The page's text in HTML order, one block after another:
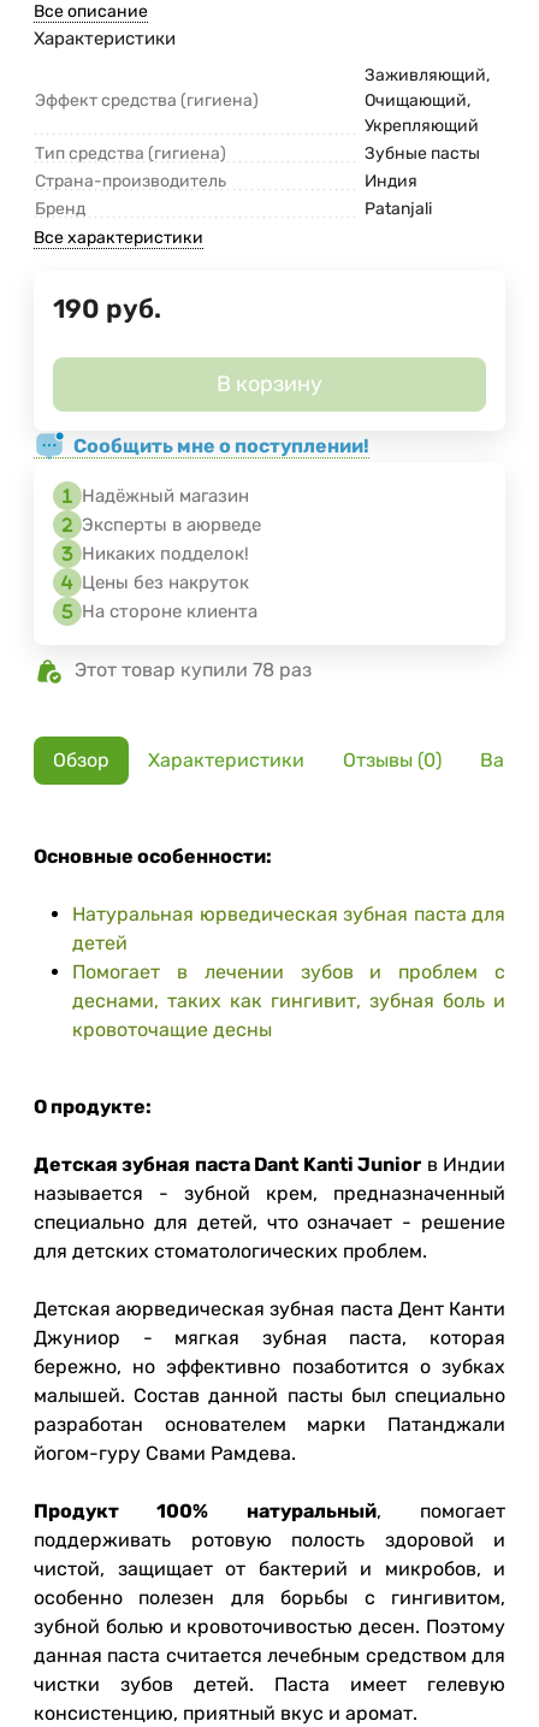
Все описание
Характеристики
Эффект средства (гигиена)
Заживляющий,
Очищающий,
Укрепляющий
Тип средства (гигиена)
Зубные пасты
Страна-производитель
Индия
Бренд
Patanjali
Все характеристики
190 руб.
В корзину
Сообщить мне о поступлении!
Надёжный магазин
Эксперты в аюрведе
Никаких подделок!
Цены без накруток
На стороне клиента
Этот товар купили 78 раз
Обзор Характеристики Отзывы (0)
Основные особенности:
Натуральная юрведическая зубная паста для
детей
Помогает в лечении зубов и проблем с
деснами, таких как гингивит, зубная боль и
кровоточащие десны
О продукте:
Детская зубная паста Dant Kanti Junior в Индии
называется - зубной крем, предназначенный
специально для детей, что означает - решение
для детских стоматологических проблем.
Детская аюрведическая зубная паста Дент Канти
Джуниор - мягкая зубная паста, которая
бережно, но эффективно позаботится о зубках
малышей. Состав данной пасты был специально
разработан основателем марки Патанджали
йогом-гуру Свами Рамдева.
Продукт 100% натуральный, помогает
поддерживать ротовую полость здоровой и
чистой, защищает от бактерий и микробов, и
особенно полезен для борьбы с гингивитом,
зубной болью и кровоточивостью десен. Поэтому
данная паста считается лечебным средством для
чистки зубов детей. Паста имеет гелевую
консистенцию, приятный вкус и аромат.